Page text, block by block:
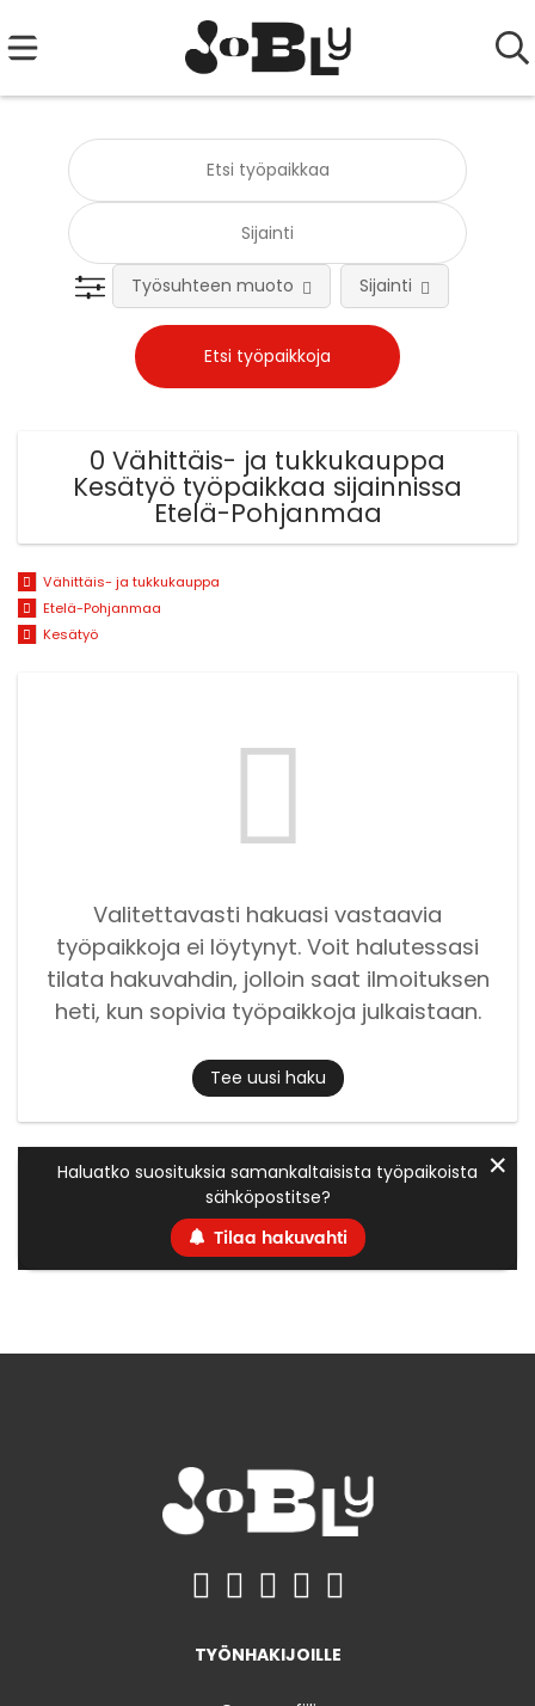
Työsuhteen muoto Sijainti
0 Vähittäis- ja tukkukauppa
Kesätyö työpaikkaa sijainnissa
Etelä-Pohjanmaa
Vähittäis- ja tukkukauppa
Etelä-Pohjanmaa
Kesätyö
Valitettavasti hakuasi vastaavia
työpaikkoja ei löytynyt. Voit halutessasi
tilata hakuvahdin, jolloin saat ilmoituksen
heti, kun sopivia työpaikkoja julkaistaan.
Tee uusi haku
Haluatko suosituksia samankaltaisista työpaikoista
sähköpostitse?
Tilaa hakuvahti
✕
TYÖNHAKIJOILLE